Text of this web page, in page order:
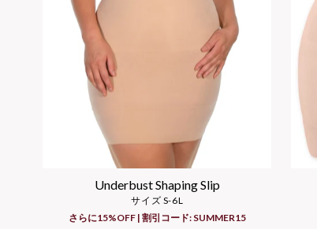
Underbust Shaping Slip
サイズ S-6L
さらに15%OFF | 割引コード: SUMMER15